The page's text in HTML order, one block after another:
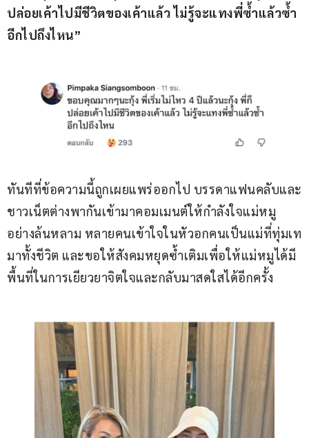
ปล่อยเค้าไปมีชีวิตของเค้าแล้ว ไม่รู้จะแทงพี่ซ้ำแล้วซ้ำ
อีกไปถึงไหน”
ทันทีที่ข้อความนี้ถูกเผยแพร่ออกไป บรรดาแฟนคลับและ
ชาวเน็ตต่างพากันเข้ามาคอมเมนต์ให้กำลังใจแม่หมู
อย่างล้นหลาม หลายคนเข้าใจในหัวอกคนเป็นแม่ที่ทุ่มเท
มาทั้งชีวิต และขอให้สังคมหยุดซ้ำเติมเพื่อให้แม่หมูได้มี
พื้นที่ในการเยียวยาจิตใจและกลับมาสดใสได้อีกครั้ง